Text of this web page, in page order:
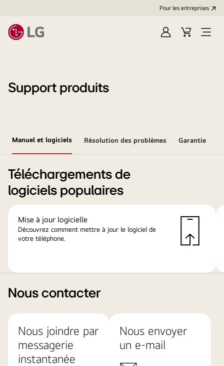
Pour les entreprises
Se
Panier
Support produits
Manuel et logiciels Résolution des problèmes Garantie
Téléchargements de
logiciels populaires
Mise à jour logicielle
Découvrez comment mettre à jour le logiciel de
votre téléphone.
Nous contacter
Nous joindre par
messagerie
instantanée
Nous envoyer
un e-mail